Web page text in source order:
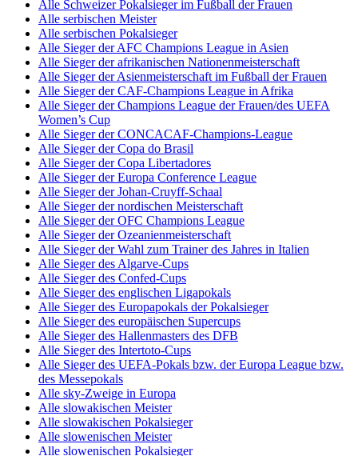
Alle Schweizer Pokalsieger im Fußball der Frauen
Alle serbischen Meister
Alle serbischen Pokalsieger
Alle Sieger der AFC Champions League in Asien
Alle Sieger der afrikanischen Nationenmeisterschaft
Alle Sieger der Asienmeisterschaft im Fußball der Frauen
Alle Sieger der CAF-Champions League in Afrika
Alle Sieger der Champions League der Frauen/des UEFA
Women’s Cup
Alle Sieger der CONCACAF-Champions-League
Alle Sieger der Copa do Brasil
Alle Sieger der Copa Libertadores
Alle Sieger der Europa Conference League
Alle Sieger der Johan-Cruyff-Schaal
Alle Sieger der nordischen Meisterschaft
Alle Sieger der OFC Champions League
Alle Sieger der Ozeanienmeisterschaft
Alle Sieger der Wahl zum Trainer des Jahres in Italien
Alle Sieger des Algarve-Cups
Alle Sieger des Confed-Cups
Alle Sieger des englischen Ligapokals
Alle Sieger des Europapokals der Pokalsieger
Alle Sieger des europäischen Supercups
Alle Sieger des Hallenmasters des DFB
Alle Sieger des Intertoto-Cups
Alle Sieger des UEFA-Pokals bzw. der Europa League bzw.
des Messepokals
Alle sky-Zweige in Europa
Alle slowakischen Meister
Alle slowakischen Pokalsieger
Alle slowenischen Meister
Alle slowenischen Pokalsieger